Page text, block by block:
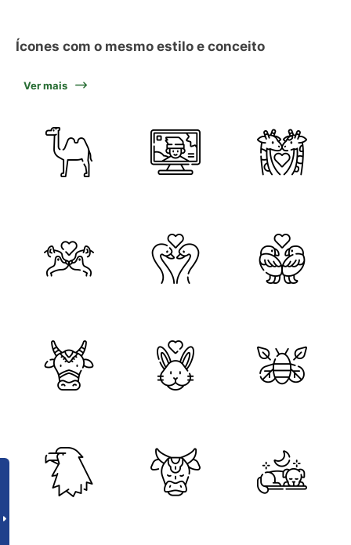
Ícones com o mesmo estilo e conceito
Ver mais